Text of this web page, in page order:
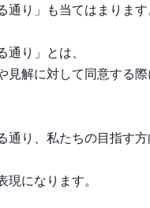
通り」も当てはまります
通り」とは、
見解に対して同意する
通り、私たちの目指す
現になります。